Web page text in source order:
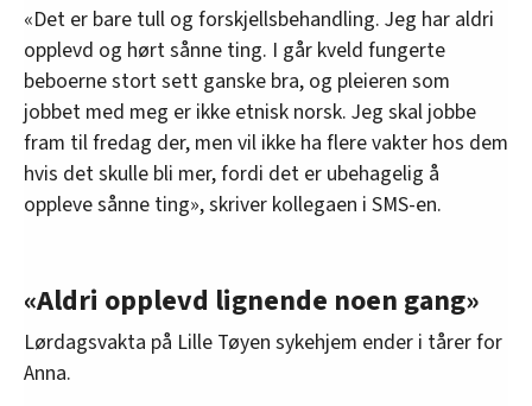
«Det er bare tull og forskjellsbehandling. Jeg har aldri
opplevd og hørt sånne ting. I går kveld fungerte
beboerne stort sett ganske bra, og pleieren som
jobbet med meg er ikke etnisk norsk. Jeg skal jobbe
fram til fredag der, men vil ikke ha flere vakter hos dem
hvis det skulle bli mer, fordi det er ubehagelig å
oppleve sånne ting», skriver kollegaen i SMS-en.
«Aldri opplevd lignende noen gang»
Lørdagsvakta på Lille Tøyen sykehjem ender i tårer for
Anna.